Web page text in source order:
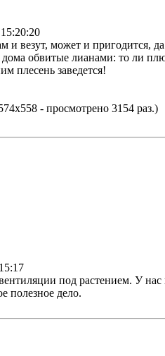
и везут, может и пригодится,
дома обвитые лианами: то ли
плесень заведется!
- просмотрено 3154 раз.)
под растением. У
полезное дело.